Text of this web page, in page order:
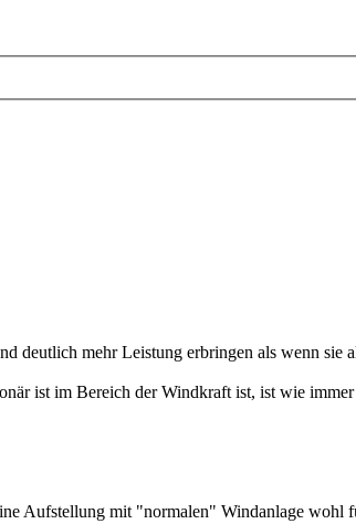
deutlich mehr Leistung erbringen als wenn sie
ist im Bereich der Windkraft ist, ist wie
Aufstellung mit "normalen" Windanlage wohl